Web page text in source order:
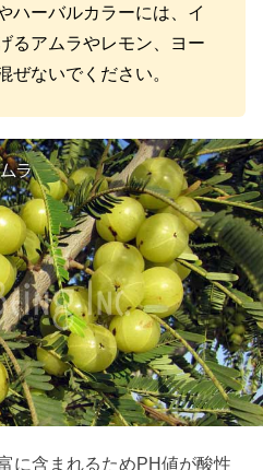
ハーバルカラーには、イ
るアムラやレモン、ヨー
ぜないでください。
に含まれるためPH値が酸性